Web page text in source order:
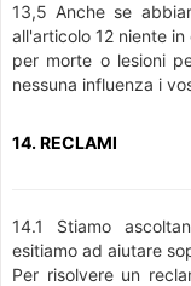
13,5 Anche se
all'articolo 12 niente
per morte o lesioni
nessuna influenza i
14. RECLAMI
14.1 Stiamo
esitiamo ad aiutare
Per risolvere un